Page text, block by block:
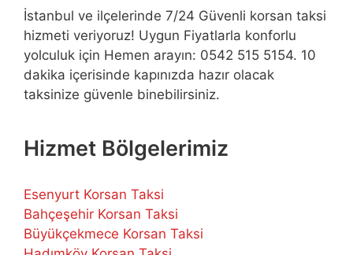
İstanbul ve ilçelerinde 7/24 Güvenli korsan taksi
hizmeti veriyoruz! Uygun Fiyatlarla konforlu
yolculuk için Hemen arayın: 0542 515 5154. 10
dakika içerisinde kapınızda hazır olacak
taksinize güvenle binebilirsiniz.
Hizmet Bölgelerimiz
Esenyurt Korsan Taksi
Bahçeşehir Korsan Taksi
Büyükçekmece Korsan Taksi